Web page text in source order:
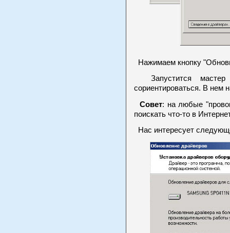
Нажимаем кнопку
Запустится мастер
сориентироваться. В нем
Совет: на любые
поискать что-то в
Нас интересует